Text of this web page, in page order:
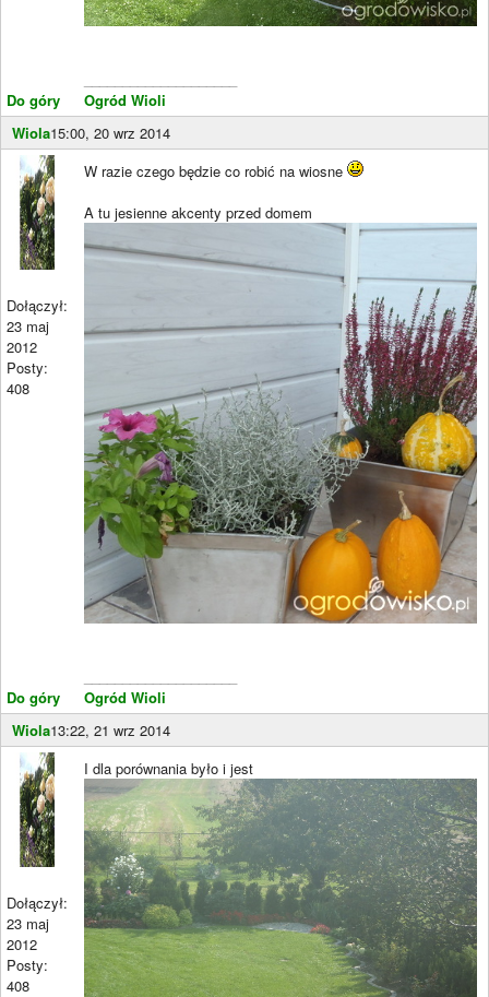
Do góry
Ogród Wioli
Wiola15:00, 20 wrz 2014
Dołączył:
23 maj
2012
Posty:
408
Do góry
W razie czego będzie co robić na wiosne
A tu jesienne akcenty przed domem
Ogród Wioli
Wiola13:22, 21 wrz 2014
Dołączył:
23 maj
2012
Posty:
408
I dla porównania było i jest